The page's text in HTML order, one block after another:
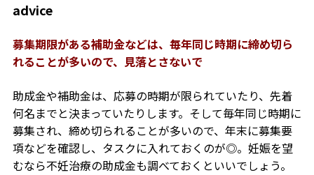
advice
募集期限がある補助金などは、毎年同じ時期に締め切ら
れることが多いので、見落とさないで
助成金や補助金は、応募の時期が限られていたり、先着
何名までと決まっていたりします。そして毎年同じ時期に
募集され、締め切られることが多いので、年末に募集要
項などを確認し、タスクに入れておくのが◎。妊娠を望
むなら不妊治療の助成金も調べておくといいでしょう。